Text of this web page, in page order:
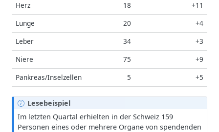
Herz
18
+11
Lunge
20
+4
Leber
34
+3
Niere
75
+9
Pankreas/Inselzellen
5 +5
H
Lesebeispiel
Im letzten Quartal erhielten in der Schweiz 159
Personen eines oder mehrere Organe von spendenden